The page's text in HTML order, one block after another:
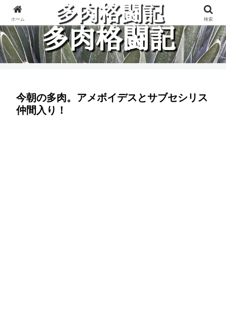
多肉植物と楽しく格闘している記録です。
今朝の多肉。アメボイデスとサブセシリス
仲間入り！
ホーム 検索